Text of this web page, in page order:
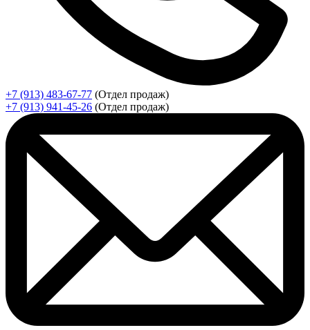
+7 (913) 483-67-77 (Отдел продаж)
+7 (913) 941-45-26 (Отдел продаж)